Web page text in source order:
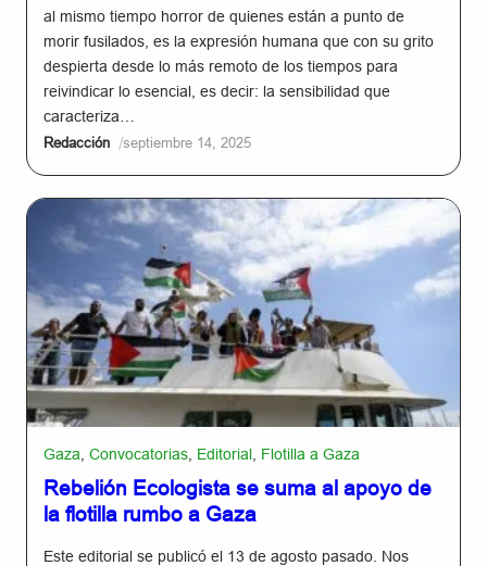
al mismo tiempo horror de quienes están a punto de
morir fusilados, es la expresión humana que con su grito
despierta desde lo más remoto de los tiempos para
reivindicar lo esencial, es decir: la sensibilidad que
caracteriza…
Redacción /septiembre 14, 2025
Gaza Convocatorias Editorial Flotilla a Gaza
Rebelión Ecologista se suma al apoyo de
la flotilla rumbo a Gaza
Este editorial se publicó el 13 de agosto pasado. Nos